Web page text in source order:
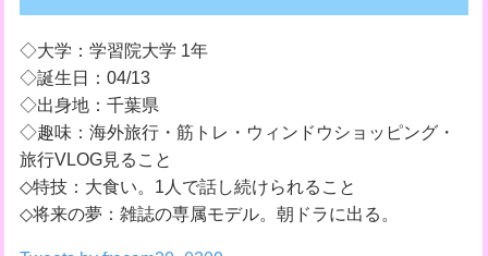
◇大学：学習院大学 1年
◇誕生日：04/13
◇出身地：千葉県
◇趣味：海外旅行・筋トレ・ウィンドウショッピング・
旅行VLOG見ること
◇特技：大食い。1人で話し続けられること
◇将来の夢：雑誌の専属モデル。朝ドラに出る。